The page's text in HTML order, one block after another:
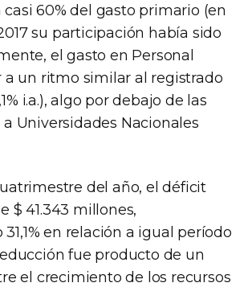
60% del gasto primario (en
su participación había sido
el gasto en Personal
a un ritmo similar al registrado
i.a.), algo por debajo de las
Universidades Nacionales
del año, el déficit
$ 41.343 millones,
en relación a igual período
fue producto de un
el crecimiento de los recursos